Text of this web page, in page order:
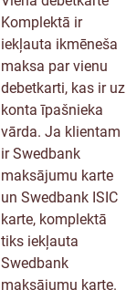
Komplektā ir
iekļauta ikmēneša
maksa par vienu
debetkarti, kas ir uz
konta īpašnieka
vārda. Ja klientam
ir Swedbank
maksājumu karte
un Swedbank ISIC
karte, komplektā
tiks iekļauta
Swedbank
maksājumu karte.